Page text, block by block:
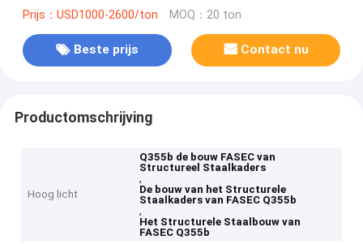
Prijs：USD1000-2600/ton MOQ：20 ton
Beste prijs Contact nu
Productomschrijving
Hoog licht
Q355b de bouw FASEC van
Structureel Staalkaders
,
De bouw van het Structurele
Staalkaders van FASEC Q355b
,
Het Structurele Staalbouw van
FASEC Q355b